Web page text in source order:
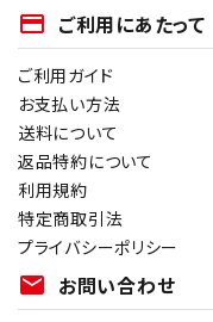
payment ご利用にあたって
ご利用ガイド
お支払い方法
送料について
返品特約について
利用規約
特定商取引法
プライバシーポリシー
mail お問い合わせ